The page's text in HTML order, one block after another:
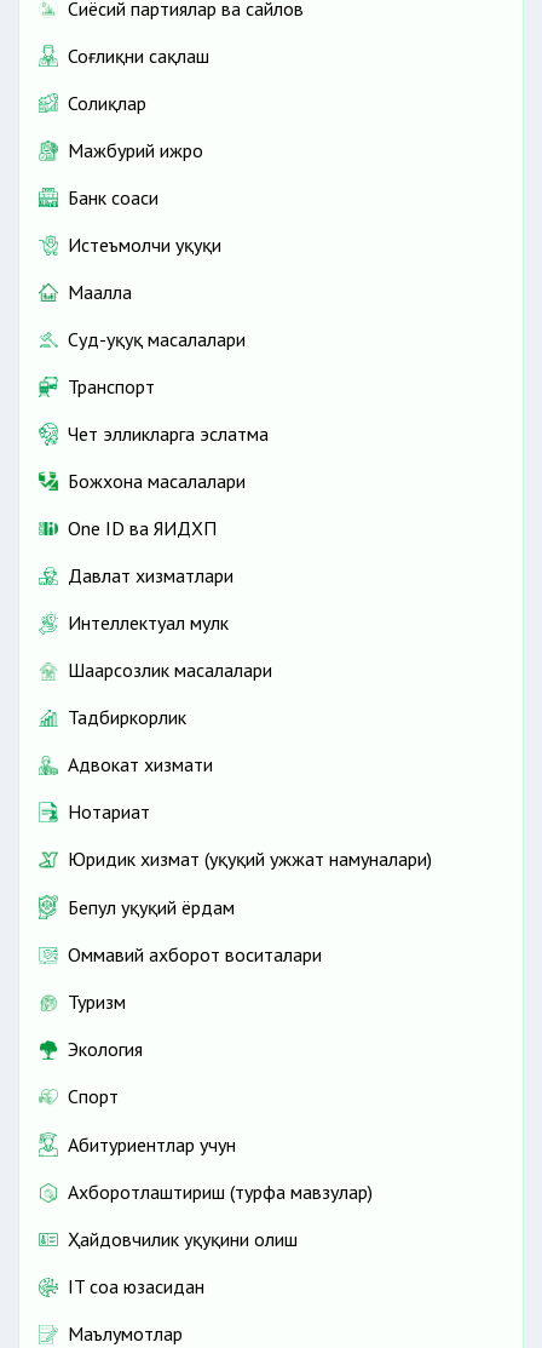
Сиёсий партиялар ва сайлов
Соғлиқни сақлаш
Солиқлар
Мажбурий ижро
Банк соҳаси
Истеъмолчи ҳуқуқи
Маҳалла
Суд-ҳуқуқ масалалари
Транспорт
Чет элликларга эслатма
Божхона масалалари
One ID ва ЯИДХП
Давлат хизматлари
Интеллектуал мулк
Шаҳарсозлик масалалари
Тадбиркорлик
Адвокат хизмати
Нотариат
Юридик хизмат (ҳуқуқий ҳужжат намуналари)
Бепул ҳуқуқий ёрдам
Оммавий ахборот воситалари
Туризм
Экология
Спорт
Абитуриентлар учун
Ахборотлаштириш (турфа мавзулар)
Ҳайдовчилик ҳуқуқини олиш
IT соҳа юзасидан
Маълумотлар